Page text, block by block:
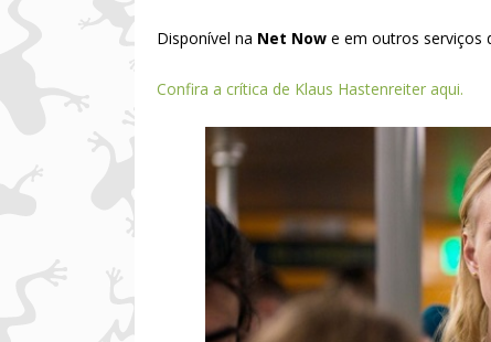
Disponível na Net Now e em outros serviços
Confira a crítica de Klaus Hastenreiter aqui.